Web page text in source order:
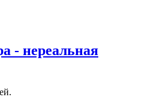
- нереальная